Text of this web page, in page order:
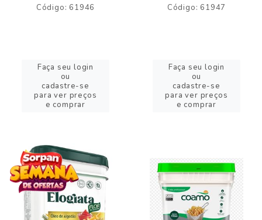
Código: 61946
Faça seu login
ou
cadastre-se
para ver preços
e comprar
Código: 61947
Faça seu login
ou
cadastre-se
para ver preços
e comprar